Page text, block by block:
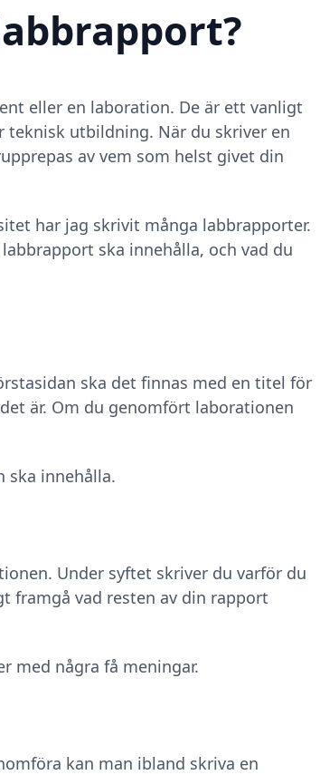
eller en laboration. De är ett vanligt
utbildning. När du skriver en
av vem som helst givet din
har jag skrivit många labbrapporter.
ska innehålla, och vad du
ska det finnas med en titel för
är. Om du genomfört laborationen
ska innehålla.
Under syftet skriver du varför du
framgå vad resten av din rapport
med några få meningar.
kan man ibland skriva en